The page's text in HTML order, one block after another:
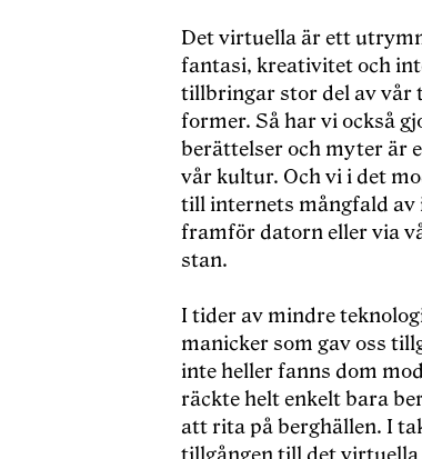
Det virtuella är ett
fantasi, kreativitet och
tillbringar stor del av vår
former. Så har vi också
berättelser och myter är
vår kultur. Och vi i det
till internets mångfald av
framför datorn eller via
stan.
I tider av mindre
manicker som gav oss
inte heller fanns dom
räckte helt enkelt bara
att rita på berghällen. I